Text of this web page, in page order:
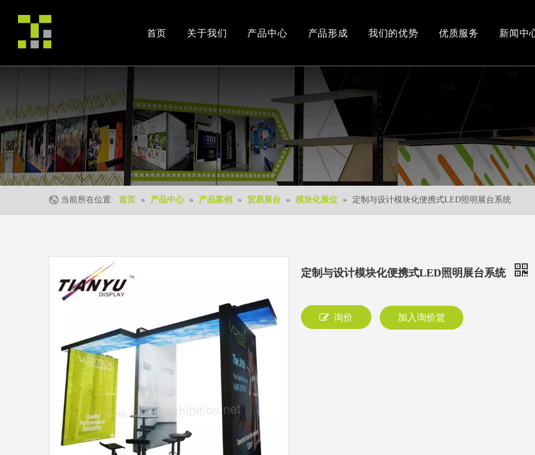
首页 关于我们
办公和车间环境
产品中心 产品形成 我们的优势 优质服务 新闻中
当前所在位置: 首页 » 产品中心 » 产品案例 » 贸易展台 » 模块化展位 » 定制与设计模块化便携式LED照明展台系统
定制与设计模块化便携式LED照明展台系统
询价 加入询价篮